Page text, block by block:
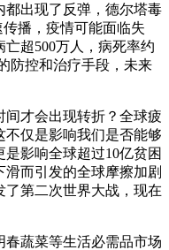
都出现了反弹，德尔塔毒
播，疫情可能面临失
超500万人，病死率约
防控和治疗手段，未来
间才会出现转折？全球疲
仅是影响我们是否能够
影响全球超过10亿贫困
而引发的全球摩擦加剧
了第二次世界大战，现在
春蔬菜等生活必需品市场